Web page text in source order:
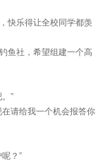
快乐得让全校同学都羡
鱼社，希望组建一个高
”
请给我一个机会报答你
？”